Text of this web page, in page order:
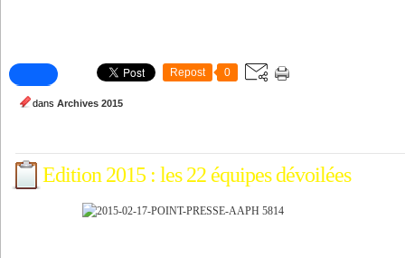
Repost 0
dans Archives 2015
Edition 2015 : les 22 équipes dévoilées